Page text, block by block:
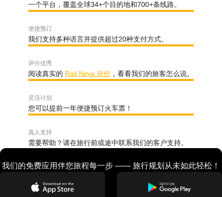
一个平台，覆盖全球34+个目的地和700+条线路。
便捷预订
我们支持多种语言并提供超过20种支付方式。
评分优秀
阅读真实的 Rail Ninja 评价 ，看看我们的旅客怎么说。
灵活计划
您可以提前一年便捷预订火车票！
真人支持
需要帮助？请在旅行前或途中联系我们的客户支持。
我们的免费应用伴您旅程每一步 —— 旅行规划从未如此轻松！